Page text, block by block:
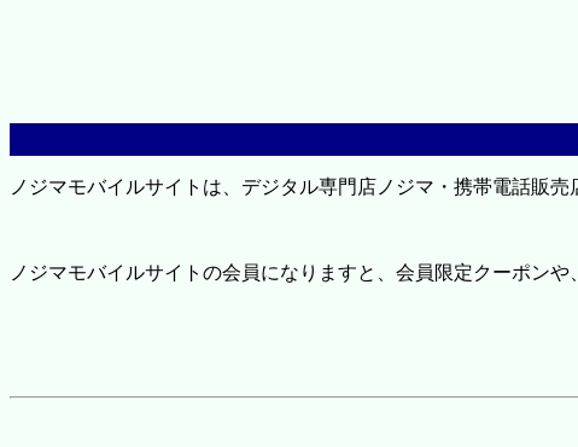
ノジマモバイルサイトは、デジタル専門店ノジマ・携帯電話販
ノジマモバイルサイトの会員になりますと、会員限定クーポン